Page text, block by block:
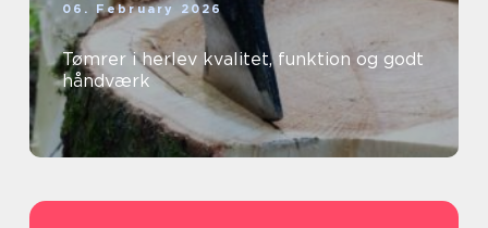
06. February 2026
Tømrer i herlev kvalitet, funktion og godt
håndværk